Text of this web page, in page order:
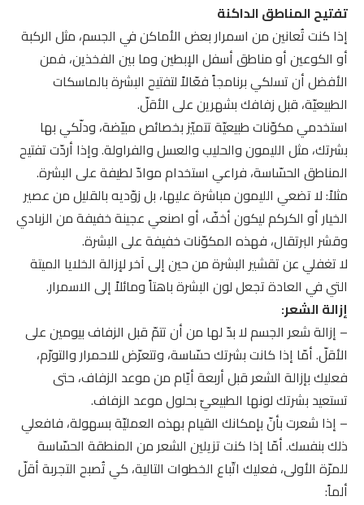
تفتيح المناطق الداكنة
إذا كنت تُعانين من اسمرار بعض الأماكن في الجسم، مثل الركبة
أو الكوعين أو مناطق أسفل الإبطين وما بين الفخذين، فمن
الأفضل أن تسلكي برنامجاً فعّالاً لتفتيح البشرة بالماسكات
الطبيعيّة، قبل زفافك بشهرين على الأقلّ.
استخدمي مكوّنات طبيعيّة تتميّز بخصائص مبيّضة، ودلّكي بها
بشرتك، مثل الليمون والحليب والعسل والفراولة. وإذا أردّت تفتيح
المناطق الحسّاسة، فراعي استخدام موادّ لطيفة على البشرة.
مثلاً: لا تضعي الليمون مباشرة عليها، بل زوّديه بالقليل من عصير
الخيار أو الكركم ليكون أخفّ، أو اصنعي عجينة خفيفة من الزبادي
وقشر البرتقال، فهذه المكوّنات خفيفة على البشرة.
لا تغفلي عن تقشير البشرة من حين إلى آخر لإزالة الخلايا الميتة
التي في العادة تجعل لون البشرة باهتاً ومائلاً إلى الاسمرار.
إزالة الشعر:
– إزالة شعر الجسم لا بدّ لها من أن تتمّ قبل الزفاف بيومين على
الأقلّ. أمّا إذا كانت بشرتك حسّاسة، وتتعرّض للاحمرار والتورّم،
فعليك بإزالة الشعر قبل أربعة أيّام من موعد الزفاف، حتى
تستعيد بشرتك لونها الطبيعيّ بحلول موعد الزفاف.
– إذا شعرت بأنّ بإمكانك القيام بهذه العمليّة بسهولة، فافعلي
ذلك بنفسك. أمّا إذا كنت تزيلين الشعر من المنطقة الحسّاسة
للمرّة الأولى، فعليك اتّباع الخطوات التالية، كي تُصبح التجربة أقلّ
ألماً: